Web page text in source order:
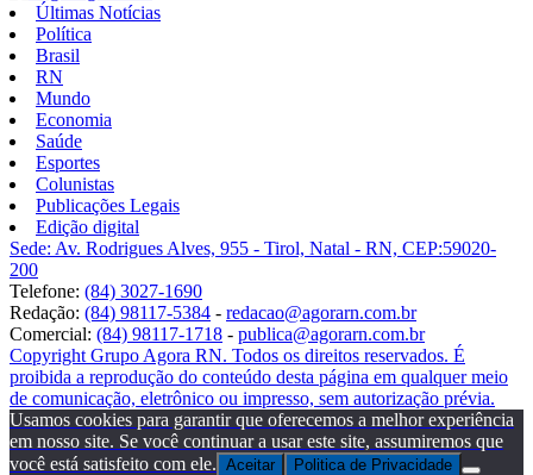
Últimas Notícias
Política
Brasil
RN
Mundo
Economia
Saúde
Esportes
Colunistas
Publicações Legais
Edição digital
Sede: Av. Rodrigues Alves, 955 - Tirol, Natal - RN, CEP:59020-
200
Telefone: (84) 3027-1690
Redação: (84) 98117-5384 - redacao@agorarn.com.br
Comercial: (84) 98117-1718 - publica@agorarn.com.br
Copyright Grupo Agora RN. Todos os direitos reservados. É
proibida a reprodução do conteúdo desta página em qualquer meio
de comunicação, eletrônico ou impresso, sem autorização prévia.
Usamos cookies para garantir que oferecemos a melhor experiência
em nosso site. Se você continuar a usar este site, assumiremos que
você está satisfeito com ele. Aceitar Politica de Privacidade